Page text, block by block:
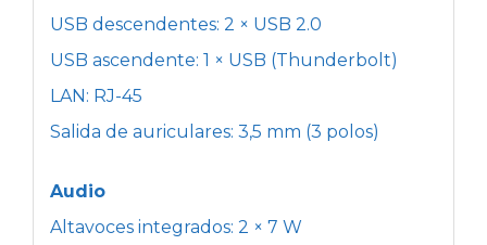
USB descendentes: 2 × USB 2.0
USB ascendente: 1 × USB (Thunderbolt)
LAN: RJ-45
Salida de auriculares: 3,5 mm (3 polos)
Audio
Altavoces integrados: 2 × 7 W